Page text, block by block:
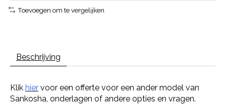
Toevoegen om te vergelijken
Beschrijving
Klik hier voor een offerte voor een ander model van
Sankosha, onderlagen of andere opties en vragen.